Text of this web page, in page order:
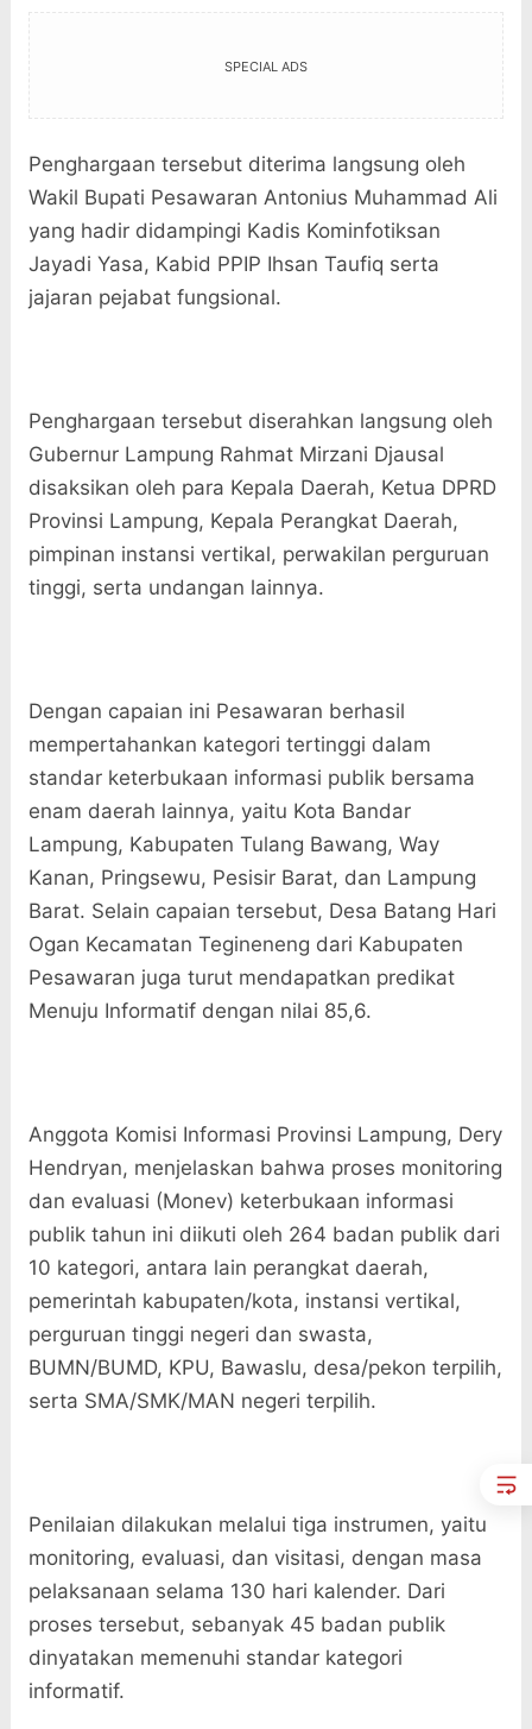
SPECIAL ADS
Penghargaan tersebut diterima langsung oleh
Wakil Bupati Pesawaran Antonius Muhammad Ali
yang hadir didampingi Kadis Kominfotiksan
Jayadi Yasa, Kabid PPIP Ihsan Taufiq serta
jajaran pejabat fungsional.
Penghargaan tersebut diserahkan langsung oleh
Gubernur Lampung Rahmat Mirzani Djausal
disaksikan oleh para Kepala Daerah, Ketua DPRD
Provinsi Lampung, Kepala Perangkat Daerah,
pimpinan instansi vertikal, perwakilan perguruan
tinggi, serta undangan lainnya.
Dengan capaian ini Pesawaran berhasil
mempertahankan kategori tertinggi dalam
standar keterbukaan informasi publik bersama
enam daerah lainnya, yaitu Kota Bandar
Lampung, Kabupaten Tulang Bawang, Way
Kanan, Pringsewu, Pesisir Barat, dan Lampung
Barat. Selain capaian tersebut, Desa Batang Hari
Ogan Kecamatan Tegineneng dari Kabupaten
Pesawaran juga turut mendapatkan predikat
Menuju Informatif dengan nilai 85,6.
Anggota Komisi Informasi Provinsi Lampung, Dery
Hendryan, menjelaskan bahwa proses monitoring
dan evaluasi (Monev) keterbukaan informasi
publik tahun ini diikuti oleh 264 badan publik dari
10 kategori, antara lain perangkat daerah,
pemerintah kabupaten/kota, instansi vertikal,
perguruan tinggi negeri dan swasta,
BUMN/BUMD, KPU, Bawaslu, desa/pekon terpilih,
serta SMA/SMK/MAN negeri terpilih.
Penilaian dilakukan melalui tiga instrumen, yaitu
monitoring, evaluasi, dan visitasi, dengan masa
pelaksanaan selama 130 hari kalender. Dari
proses tersebut, sebanyak 45 badan publik
dinyatakan memenuhi standar kategori
informatif.